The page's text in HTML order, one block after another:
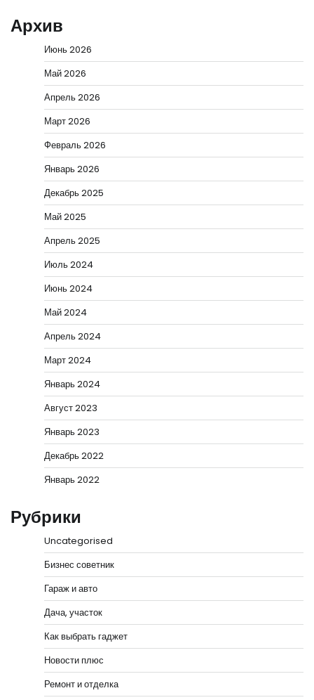
Архив
Июнь 2026
Май 2026
Апрель 2026
Март 2026
Февраль 2026
Январь 2026
Декабрь 2025
Май 2025
Апрель 2025
Июль 2024
Июнь 2024
Май 2024
Апрель 2024
Март 2024
Январь 2024
Август 2023
Январь 2023
Декабрь 2022
Январь 2022
Рубрики
Uncategorised
Бизнес советник
Гараж и авто
Дача, участок
Как выбрать гаджет
Новости плюс
Ремонт и отделка